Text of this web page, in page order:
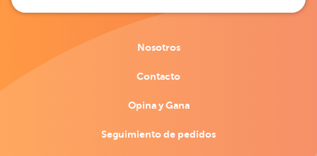
Nosotros
Contacto
Opina y Gana
Seguimiento de pedidos